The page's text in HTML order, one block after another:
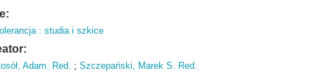
: studia i szkice
Adam. Red. ;Szczepański, Marek S. Red.